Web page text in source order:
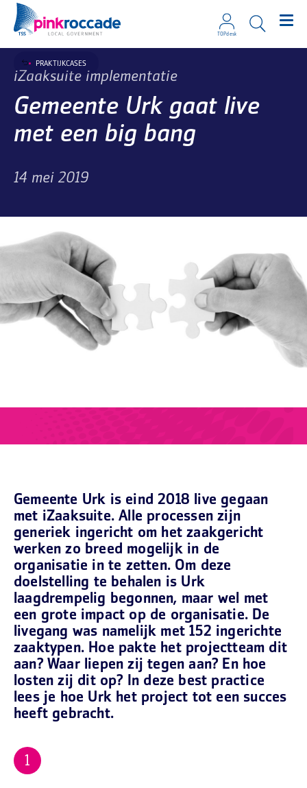
TOPdesk
iZaaksuite implementatie
Gemeente Urk gaat live
met een big bang
14 mei 2019
PRAKTIJKCASES
Gemeente Urk is eind 2018 live gegaan
met iZaaksuite. Alle processen zijn
generiek ingericht om het zaakgericht
werken zo breed mogelijk in de
organisatie in te zetten. Om deze
doelstelling te behalen is Urk
laagdrempelig begonnen, maar wel met
een grote impact op de organisatie. De
livegang was namelijk met 152 ingerichte
zaaktypen. Hoe pakte het projectteam dit
aan? Waar liepen zij tegen aan? En hoe
losten zij dit op? In deze best practice
lees je hoe Urk het project tot een succes
heeft gebracht.